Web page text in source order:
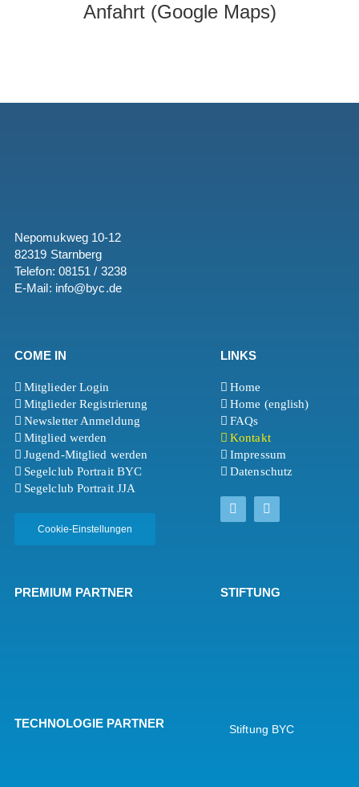
Anfahrt (Google Maps)
Nepomukweg 10-12
82319 Starnberg
Telefon: 08151 / 3238
E-Mail: info@byc.de
COME IN
Mitglieder Login
Mitglieder Registrierung
Newsletter Anmeldung
Mitglied werden
Jugend-Mitglied werden
Segelclub Portrait BYC
Segelclub Portrait JJA
Cookie-Einstellungen
LINKS
Home
Home (english)
FAQs
Kontakt
Impressum
Datenschutz
PREMIUM PARTNER
TECHNOLOGIE PARTNER
STIFTUNG
Stiftung BYC